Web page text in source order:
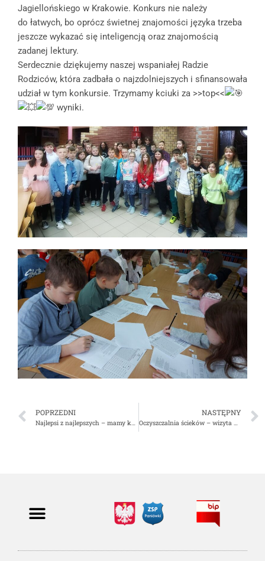
Jagiellońskiego w Krakowie. Konkurs nie należy
do łatwych, bo oprócz świetnej znajomości języka trzeba
jeszcze wykazać się inteligencją oraz znajomością
zadanej lektury.
Serdecznie dziękujemy naszej wspaniałej Radzie
Rodziców, która zadbała o najzdolniejszych i sfinansowała
udział w tym konkursie. Trzymamy kciuki za >>top<<
wyniki.
POPRZEDNI NASTĘPNY